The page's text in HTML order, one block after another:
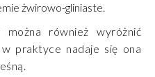
żwirowo-gliniaste.
można również wyróżnić
praktyce nadaje się ona